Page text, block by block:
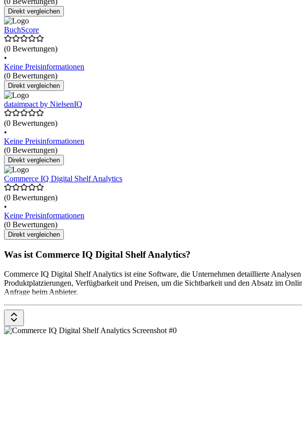
Direkt vergleichen
BuchScore
(0 Bewertungen)
•
Keine Preisinformationen
(0 Bewertungen)
Direkt vergleichen
dataimpact by NielsenIQ
(0 Bewertungen)
•
Keine Preisinformationen
(0 Bewertungen)
Direkt vergleichen
Commerce IQ Digital Shelf Analytics
(0 Bewertungen)
•
Keine Preisinformationen
(0 Bewertungen)
Direkt vergleichen
Was ist Commerce IQ Digital Shelf Analytics?
Commerce IQ Digital Shelf Analytics ist eine Software, die Unternehmen detaillierte
Produktplatzierungen, Verfügbarkeit und Preisen, um die Sichtbarkeit und den Absatz im
Anfrage beim Anbieter.